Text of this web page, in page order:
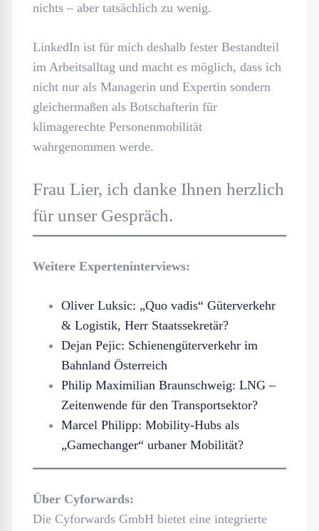
nichts – aber tatsächlich zu wenig.
LinkedIn ist für mich deshalb fester Bestandteil
im Arbeitsalltag und macht es möglich, dass ich
nicht nur als Managerin und Expertin sondern
gleichermaßen als Botschafterin für
klimagerechte Personenmobilität
wahrgenommen werde.
Frau Lier, ich danke Ihnen herzlich
für unser Gespräch.
Weitere Experteninterviews:
Oliver Luksic: „Quo vadis“ Güterverkehr
& Logistik, Herr Staatssekretär?
Dejan Pejic: Schienengüterverkehr im
Bahnland Österreich
Philip Maximilian Braunschweig: LNG –
Zeitenwende für den Transportsektor?
Marcel Philipp: Mobility-Hubs als
„Gamechanger“ urbaner Mobilität?
Über Cyforwards:
Die Cyforwards GmbH bietet eine integrierte